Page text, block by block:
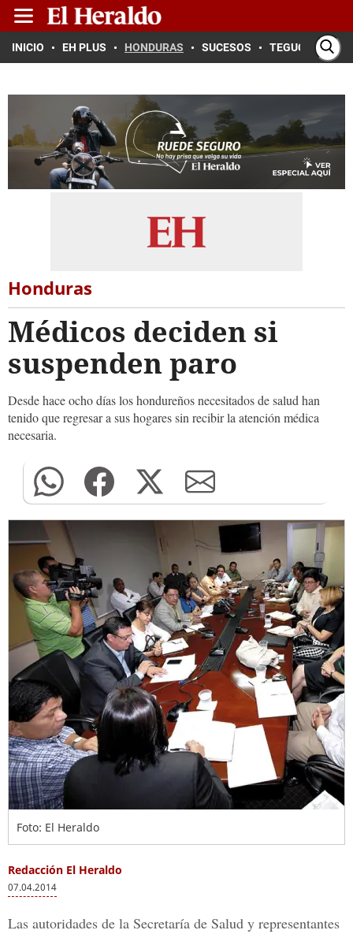
INICIO EH PLUS HONDURAS SUCESOS TEGUCIGALPA
Honduras
Médicos deciden si
suspenden paro
Desde hace ocho días los hondureños necesitados de salud han
tenido que regresar a sus hogares sin recibir la atención médica
necesaria.
Foto: El Heraldo
Redacción El Heraldo
07.04.2014
Las autoridades de la Secretaría de Salud y representantes